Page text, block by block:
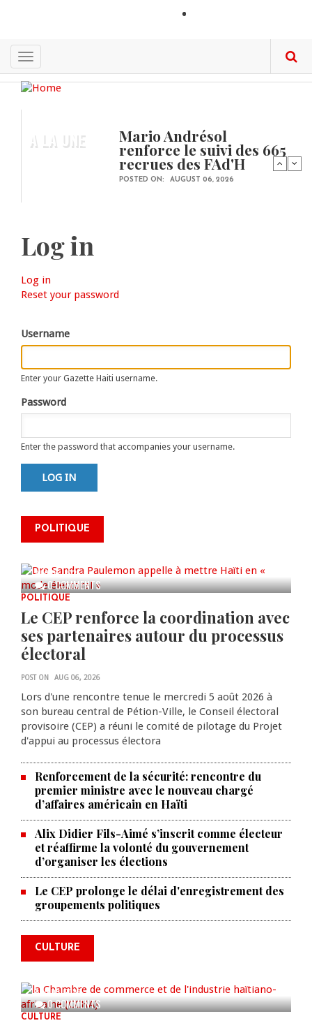
content
Toggle
navigation
A LA UNE Mario Andrésol
renforce le suivi des 665
recrues des FAd'H
POSTED ON: AUGUST 06, 2026
Log in
Primary
Log in
tab)
Reset your password
Username
Enter your Gazette Haiti username.
Password
Enter the password that accompanies your username.
POLITIQUE
0 COMMENTS
mettre Haïti en « mode électoral
» à travers une vaste campagne
AUG 06, 2026
POLITIQUE
Le CEP renforce la coordination avec
ses partenaires autour du processus
électoral
POST ON AUG 06, 2026
Lors d'une rencontre tenue le mercredi 5 août 2026 à
son bureau central de Pétion-Ville, le Conseil électoral
provisoire (CEP) a réuni le comité de pilotage du Projet
d'appui au processus électora
Renforcement de la sécurité: rencontre du
premier ministre avec le nouveau chargé
d’affaires américain en Haïti
Alix Didier Fils-Aimé s’inscrit comme électeur
et réaffirme la volonté du gouvernement
d’organiser les élections
Le CEP prolonge le délai d'enregistrement des
groupements politiques
CULTURE
0 COMMENTS
La Chambre de commerce et de
l'industrie haïtiano-africaine
annonce des activités pour
commémorer le 235e
anniversaire de la cérémonie du
AUG 05, 2026
CULTURE